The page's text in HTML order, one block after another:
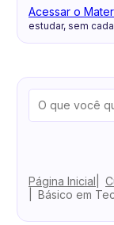
Acessar o
estudar, sem
Página Inicial
Básico em